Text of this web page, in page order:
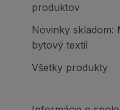
produktov
Novinky skladom:
bytový textil
Všetky produkty